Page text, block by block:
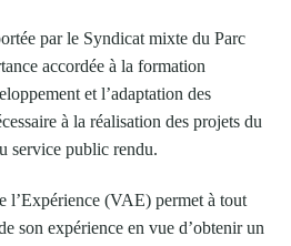
par le Syndicat mixte du Parc
accordée à la formation
et l’adaptation des
à la réalisation des projets du
service public rendu.
l’Expérience (VAE) permet à tout
son expérience en vue d’obtenir un